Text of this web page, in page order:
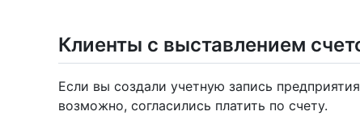
Клиенты с выставлением
Если вы создали учетную запись
возможно, согласились платить по счету.